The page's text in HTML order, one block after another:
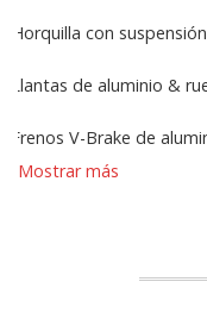
Horquilla con suspensión
Llantas de aluminio &
Frenos V-Brake de
Mostrar más